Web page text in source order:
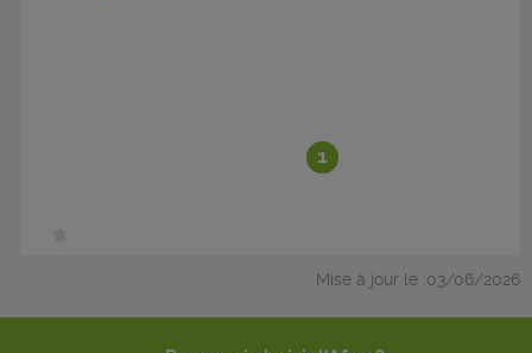
1
Mise à jour le :03/06/2026